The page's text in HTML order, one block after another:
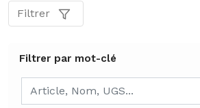
Filtrer
Filtrer par mot-clé
Filtrer par mot-clé